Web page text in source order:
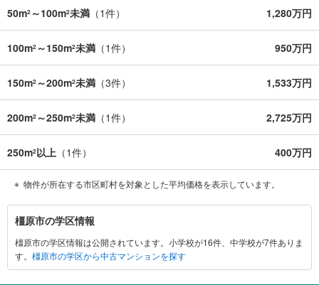
50m2 ～100m2未満 （1件） 1,280万円
100m2 ～150m2未満 （1件） 950万円
150m2 ～200m2未満 （3件） 1,533万円
200m2 ～250m2未満 （1件） 2,725万円
250m2以上 （1件） 400万円
物件が所在する市区町村を対象とした平均価格を表示しています。
橿
原
市
に
橿原市の学区情報
橿原市の学区情報は公開されています。小学校が16件、中学校が7件ありま
す。 橿原市の学区から中古マンションを探す